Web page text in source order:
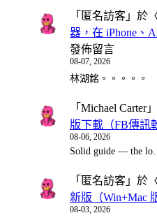
「 匿名訪客 」於
器，在 iPhone、
發佈留言
08-07, 2026
林湖銘。。。。。
「 Michael Carter
版下載（FB傳訊
08-06, 2026
Solid guide — the lo…
「 匿名訪客 」於
新版（Win+Mac
08-03, 2026